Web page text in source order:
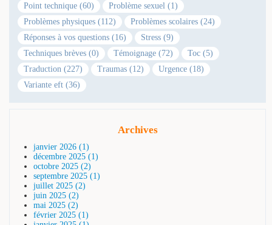
Point technique (60)
Problème sexuel (1)
Problèmes physiques (112)
Problèmes scolaires (24)
Réponses à vos questions (16)
Stress (9)
Techniques brèves (0)
Témoignage (72)
Toc (5)
Traduction (227)
Traumas (12)
Urgence (18)
Variante eft (36)
Archives
janvier 2026 (1)
décembre 2025 (1)
octobre 2025 (2)
septembre 2025 (1)
juillet 2025 (2)
juin 2025 (2)
mai 2025 (2)
février 2025 (1)